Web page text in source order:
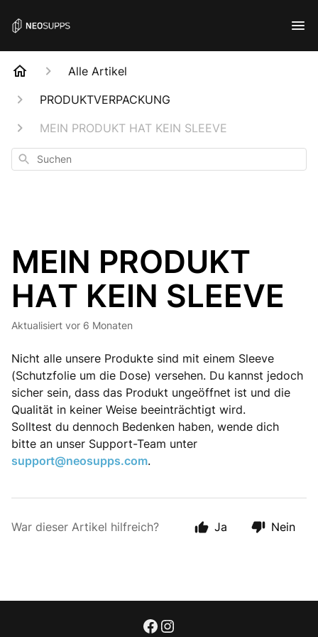
Alle Artikel
PRODUKTVERPACKUNG
MEIN PRODUKT HAT KEIN SLEEVE
Suchen
MEIN PRODUKT
HAT KEIN SLEEVE
Aktualisiert vor 6 Monaten
Nicht alle unsere Produkte sind mit einem Sleeve
(Schutzfolie um die Dose) versehen. Du kannst jedoch
sicher sein, dass das Produkt ungeöffnet ist und die
Qualität in keiner Weise beeinträchtigt wird.
Solltest du dennoch Bedenken haben, wende dich
bitte an unser Support-Team unter
support@neosupps.com.
War dieser Artikel hilfreich? Ja Nein